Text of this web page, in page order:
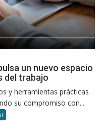
un nuevo espacio
del trabajo
y herramientas prácticas
su compromiso con...